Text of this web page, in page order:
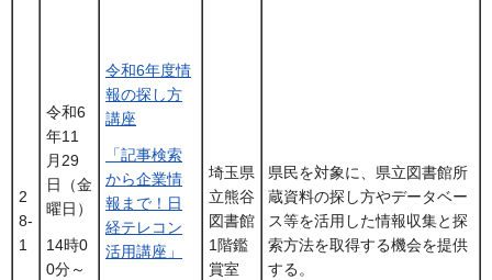
2
8-
1
令和6
年11
月29
日（金
曜日）
14時0
0分～
令和6年度情
報の探し方
講座
「記事検索
から企業情
報まで！日
経テレコン
活用講座」
埼玉県
立熊谷
図書館
1階鑑
賞室
県民を対象に、県立図書館所
蔵資料の探し方やデータベー
ス等を活用した情報収集と探
索方法を取得する機会を提供
する。